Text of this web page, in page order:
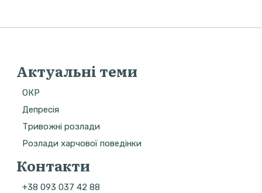
Актуальні теми
ОКР
Депресія
Тривожні розлади
Розлади харчової поведінки
Контакти
+38 093 037 42 88